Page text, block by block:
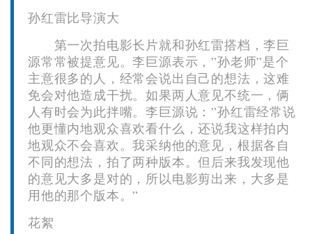
孙红雷比导演大
第一次拍电影长片就和孙红雷搭档，李巨
源常常被提意见。李巨源表示，”孙老师”是个
主意很多的人，经常会说出自己的想法，这难
免会对他造成干扰。如果两人意见不统一，俩
人有时会为此拌嘴。李巨源说：”孙红雷经常说
他更懂内地观众喜欢看什么，还说我这样拍内
地观众不会喜欢。我采纳他的意见，根据各自
不同的想法，拍了两种版本。但后来我发现他
的意见大多是对的，所以电影剪出来，大多是
用他的那个版本。”
花絮